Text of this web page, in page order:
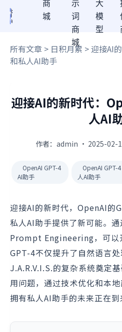
商
城
示
词
商
城
大
模
型
所有文章 > 日积月累 > 迎接AI
和私人AI助手
迎接AI的新时代：
人AI
作者：admin · 2025-02-
OpenAI GPT-4
AI助手
OpenAI GPT-
人AI助手
迎接AI的新时代，OpenAI的
私人AI助手提供了新可能。
Prompt Engineering，可以
GPT-4不仅提升了自然语言
J.A.R.V.I.S.的复杂系统奠定
用问题，通过技术优化和本
拥有私人AI助手的未来正在到